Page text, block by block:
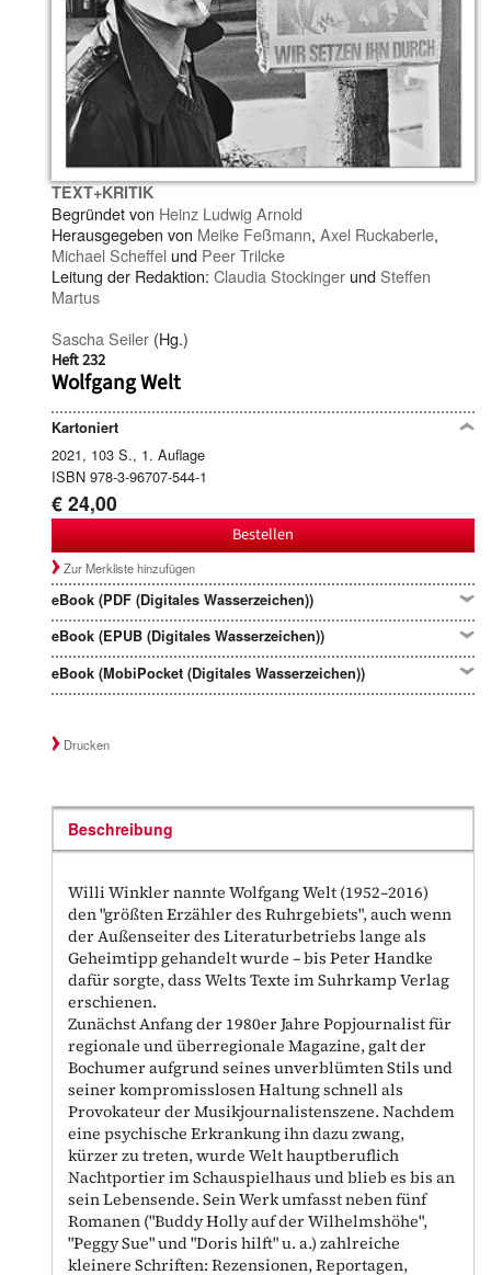
TEXT+KRITIK
Begründet von Heinz Ludwig Arnold
Herausgegeben von Meike Feßmann, Axel Ruckaberle,
Michael Scheffel und Peer Trilcke
Leitung der Redaktion: Claudia Stockinger undSteffen
Martus
Sascha Seiler (Hg.)
Heft 232
Wolfgang Welt
Kartoniert
2021, 103 S., 1. Auflage
ISBN 978-3-96707-544-1
€ 24,00
Bestellen
Zur Merkliste hinzufügen
eBook (PDF (Digitales Wasserzeichen))
eBook (EPUB (Digitales Wasserzeichen))
eBook (MobiPocket (Digitales Wasserzeichen))
Drucken
Beschreibung
Willi Winkler nannte Wolfgang Welt (1952–2016)
den "größten Erzähler des Ruhrgebiets", auch wenn
der Außenseiter des Literaturbetriebs lange als
Geheimtipp gehandelt wurde – bis Peter Handke
dafür sorgte, dass Welts Texte im Suhrkamp Verlag
erschienen.
Zunächst Anfang der 1980er Jahre Popjournalist für
regionale und überregionale Magazine, galt der
Bochumer aufgrund seines unverblümten Stils und
seiner kompromisslosen Haltung schnell als
Provokateur der Musikjournalistenszene. Nachdem
eine psychische Erkrankung ihn dazu zwang,
kürzer zu treten, wurde Welt hauptberuflich
Nachtportier im Schauspielhaus und blieb es bis an
sein Lebensende. Sein Werk umfasst neben fünf
Romanen ("Buddy Holly auf der Wilhelmshöhe",
"Peggy Sue" und "Doris hilft" u. a.) zahlreiche
kleinere Schriften: Rezensionen, Reportagen,